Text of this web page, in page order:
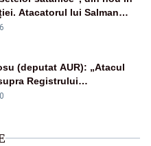
Atacatorul lui Salman
pentru terorism: ce
(deputat AUR): „Atacul
Registrului
transmite un semnal de